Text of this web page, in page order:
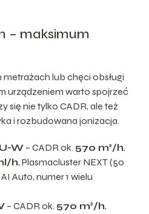
– maksimum
metrażach lub chęci obsługi
urządzeniem warto spojrzeć
się nie tylko CADR, ale też
i rozbudowana jonizacja.
W– CADR ok. 570 m³/h,
h, Plasmacluster NEXT (50
Auto, numer 1 wielu
– CADR ok. 570 m³/h,